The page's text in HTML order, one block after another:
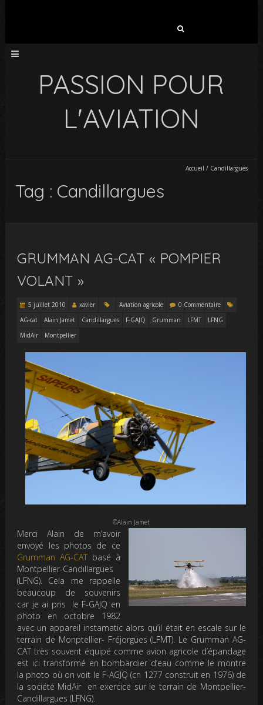
PASSION POUR
L'AVIATION
Accueil / Candillargues
Tag : Candillargues
GRUMMAN AG-CAT « POMPIER
VOLANT »
5 juillet 2010 xavier Aviation agricole
0 Commentaire
AG-cat
Alain Jamet Candillargues F-GAJQ Grumman LFMT
LFNG
MidAir
Montpellier
©Alain Jamet
Merci Alain de m’avoir
envoyé les photos de ce
Grumman AG-CAT basé à
Montpellier-Candillargues
(LFNG). Cela me rappelle
beaucoup de souvenirs
car je ai pris le F-GAJQ en
photo en octobre 1982
avec un appareil instamatic alors qu’il était en escale sur le
terrain de Monptellier- Fréjorgues (LFMT). Le Grumman AG-
CAT très souvent équipé comme avion agricole d’épandage
est ici transformé en bombardier d’eau comme le montre
la photo où on voit le F-AGJQ (cn 1277 construit en 1976) de
la société MidAir en exercice sur le terrain de Montpellier-
Candillargues (LFNG).